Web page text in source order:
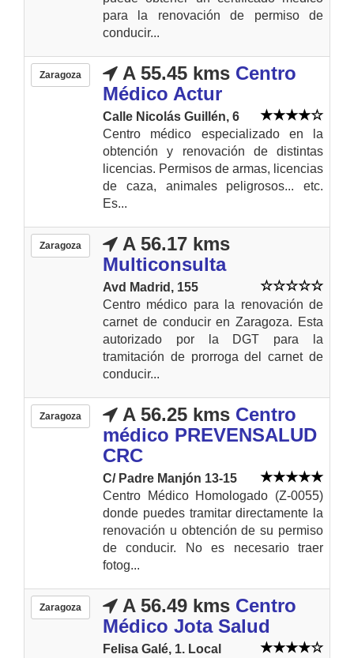
para la renovación de permiso de
conducir...
Zaragoza A 55.45 kms Centro
Médico Actur
Calle Nicolás Guillén, 6
Centro médico especializado en la
obtención y renovación de distintas
licencias. Permisos de armas, licencias
de caza, animales peligrosos... etc.
Es...
Zaragoza
A 56.17 kms
Multiconsulta
Avd Madrid, 155
Centro médico para la renovación de
carnet de conducir en Zaragoza. Esta
autorizado por la DGT para la
tramitación de prorroga del carnet de
conducir...
Zaragoza A 56.25 kms Centro
médico PREVENSALUD
CRC
C/ Padre Manjón 13-15
Centro Médico Homologado (Z-0055)
donde puedes tramitar directamente la
renovación u obtención de su permiso
de conducir. No es necesario traer
fotog...
Zaragoza A 56.49 kms Centro
Médico Jota Salud
Felisa Galé, 1. Local